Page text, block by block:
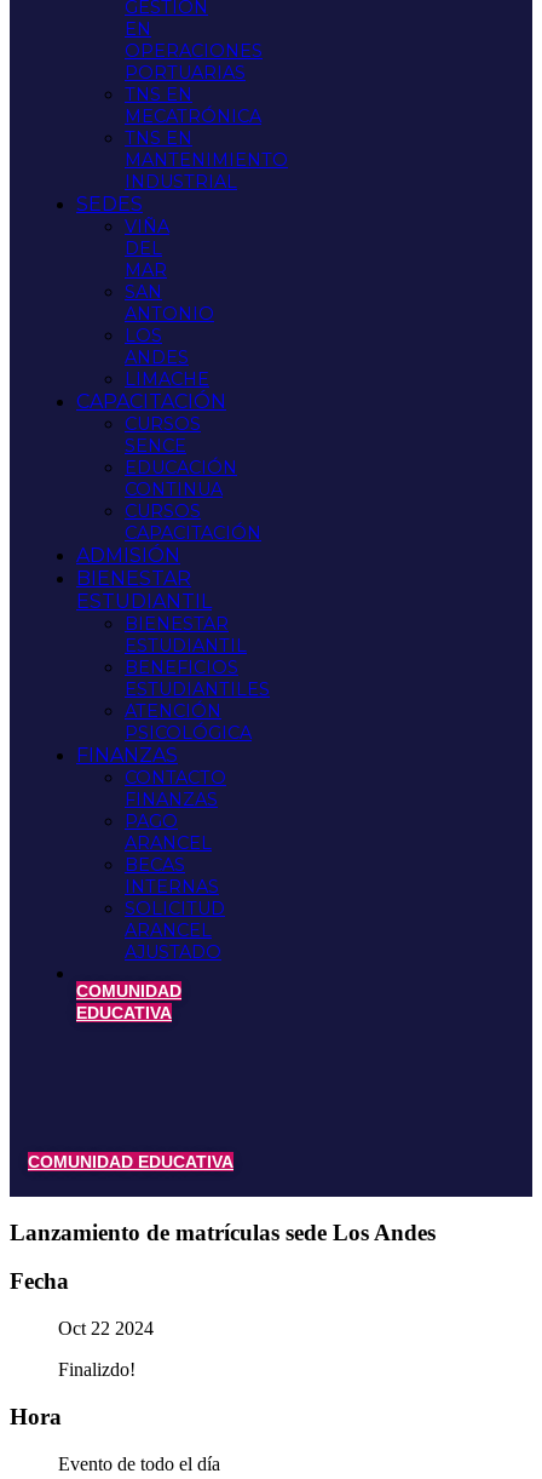
GESTIÓN
EN
OPERACIONES
PORTUARIAS
TNS EN
MECATRÓNICA
TNS EN
MANTENIMIENTO
INDUSTRIAL
SEDES
VIÑA
DEL
MAR
SAN
ANTONIO
LOS
ANDES
LIMACHE
CAPACITACIÓN
CURSOS
SENCE
EDUCACIÓN
CONTINUA
CURSOS
CAPACITACIÓN
ADMISIÓN
BIENESTAR
ESTUDIANTIL
BIENESTAR
ESTUDIANTIL
BENEFICIOS
ESTUDIANTILES
ATENCIÓN
PSICOLÓGICA
FINANZAS
CONTACTO
FINANZAS
PAGO
ARANCEL
BECAS
INTERNAS
SOLICITUD
ARANCEL
AJUSTADO
COMUNIDAD
EDUCATIVA
COMUNIDAD EDUCATIVA
Lanzamiento de matrículas sede Los Andes
Fecha
Oct 22 2024
Finalizdo!
Hora
Evento de todo el día